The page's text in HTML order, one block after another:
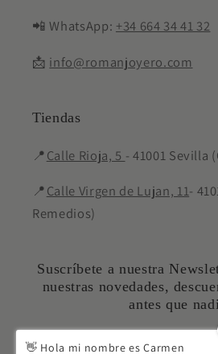
📲 WhatsApp: +34 664 34 41 32
📩 info@romanjoyero.com
Tiendas
📍Calle Rioja, 5 - 41001 Sevilla
📍Calle Virgen de Lujan, 11-
Remedios)
Suscríbete a nuestra
nuestras novedades,
antes que
👋 Hola mi nombre es Carmen